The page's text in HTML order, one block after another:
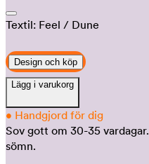
Textil: Feel / Dune
Design och köp
Lägg i varukorg
• Handgjord för dig
Sov gott om 30-35 vardagar.
sömn.